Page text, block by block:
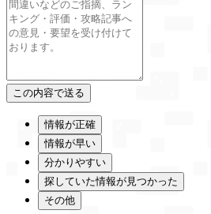
情報が正確
情報が早い
分かりやすい
探していた情報が見つかった
その他